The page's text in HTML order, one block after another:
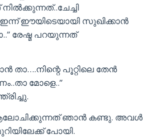
ഈയിടെയായി സുഖിക്കാന്‍
രേഷ്മ പറയുന്നത്
താ….നിന്റെ പൂറ്റിലെ തേന്‍
മോളെ..”
ഞാന്‍ കണ്ടു. അവള്‍
പോയി.